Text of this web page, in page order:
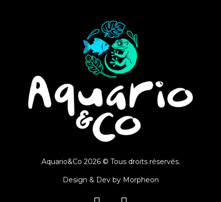
Aquario&Co 2026 © Tous droits réservés.
Design & Dev by Morpheon